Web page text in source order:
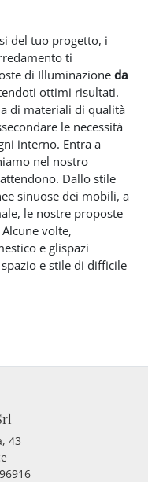
del tuo progetto, i
ti
di Illuminazione da
ottimi risultati.
di materiali di qualità
le necessità
interno. Entra a
nel nostro
Dallo stile
sinuose dei mobili, a
le nostre proposte
volte,
e glispazi
e stile di difficile
43